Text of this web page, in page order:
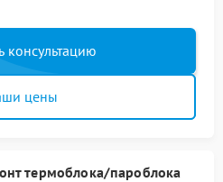
консультацию
цены
термоблока/пароблока